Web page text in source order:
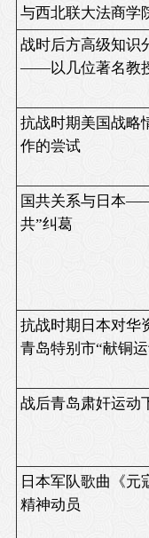
与西北联大法商学
战时后方高级知识
——以几位著名教
抗战时期美国战略
作的尝试
国共关系与日本
共”纠葛
抗战时期日本对华
青岛特别市“献铜
战后青岛肃奸运动
日本军队歌曲《元
精神动员